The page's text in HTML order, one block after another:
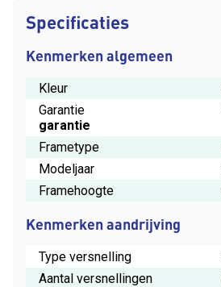
Specificaties
Kenmerken algemeen
Kleur
Garantie
garantie
Frametype
Modeljaar
Framehoogte
Kenmerken aandrijving
Type versnelling
Aantal versnellingen